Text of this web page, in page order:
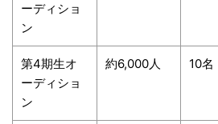
ーディショ
ン
第4期生オ
ーディショ
ン
約6,000人 10名